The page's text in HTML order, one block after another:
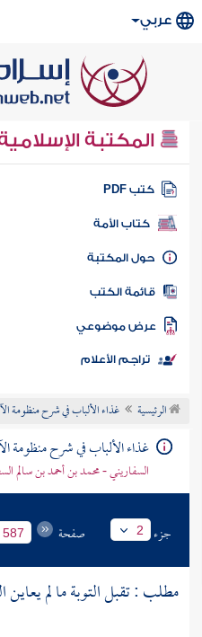
عربي
المكتبة
كتب PDF
كتاب الأمة
المكتبة
الكتب
موضوعي
تراجم الأعلام
الرئيسية غذاء الألباب في شرح منظومة
غذاء الألباب في شرح منظومة
السفاريني - محمد بن أحمد بن سالم
جزء 2 صفحة 587
مطلب : تقبل التوبة ما لم